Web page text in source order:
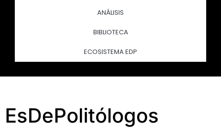
ANÁLISIS
BIBLIOTECA
ECOSISTEMA EDP
EsDePolitólogos